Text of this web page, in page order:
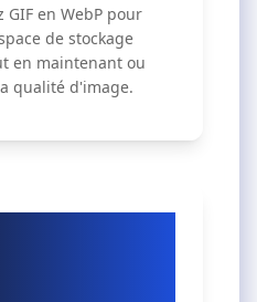
GIF en WebP pour
de stockage
en maintenant ou
qualité d'image.